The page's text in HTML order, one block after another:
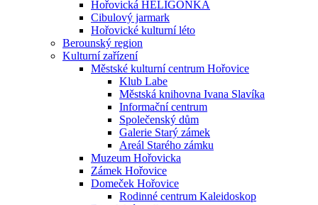
Hořovická HELIGONKA
Cibulový jarmark
Hořovické kulturní léto
Berounský region
Kulturní zařízení
Městské kulturní centrum Hořovice
Klub Labe
Městská knihovna Ivana Slavíka
Informační centrum
Společenský dům
Galerie Starý zámek
Areál Starého zámku
Muzeum Hořovicka
Zámek Hořovice
Domeček Hořovice
Rodinné centrum Kaleidoskop